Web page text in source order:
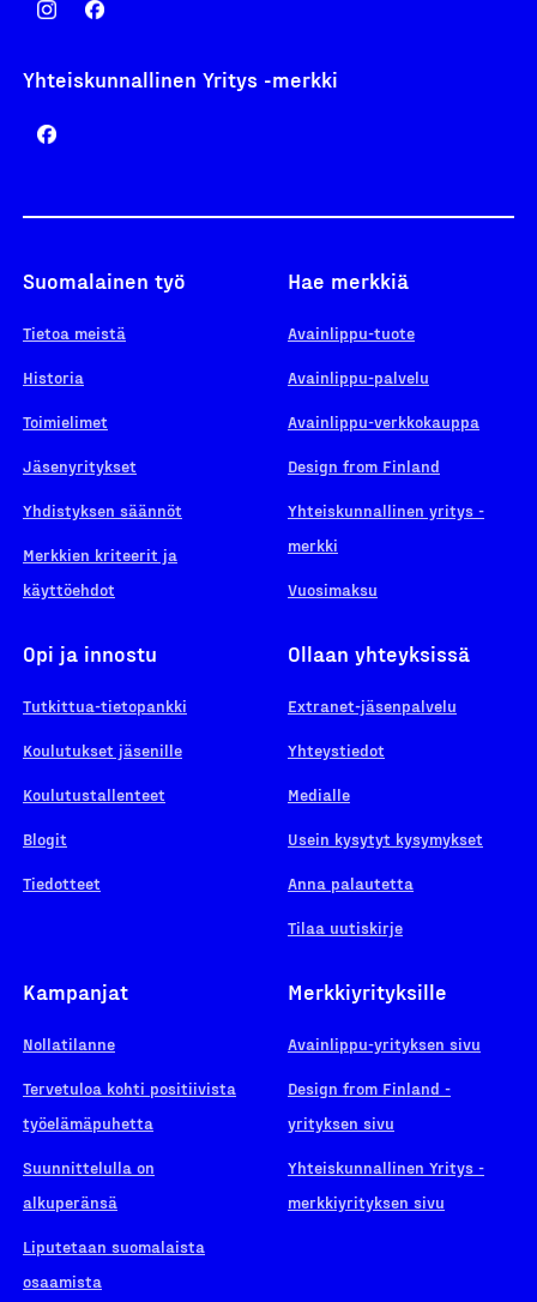
Yhteiskunnallinen Yritys -merkki
Suomalainen työ
Tietoa meistä
Historia
Toimielimet
Jäsenyritykset
Yhdistyksen säännöt
Merkkien kriteerit ja
käyttöehdot
Hae merkkiä
Avainlippu-tuote
Avainlippu-palvelu
Avainlippu-verkkokauppa
Design from Finland
Yhteiskunnallinen yritys -
merkki
Vuosimaksu
Opi ja innostu
Tutkittua-tietopankki
Koulutukset jäsenille
Koulutustallenteet
Blogit
Tiedotteet
Ollaan yhteyksissä
Extranet-jäsenpalvelu
Yhteystiedot
Medialle
Usein kysytyt kysymykset
Anna palautetta
Tilaa uutiskirje
Kampanjat
Nollatilanne
Tervetuloa kohti positiivista
työelämäpuhetta
Suunnittelulla on
alkuperänsä
Liputetaan suomalaista
osaamista
Merkkiyrityksille
Avainlippu-yrityksen sivu
Design from Finland -
yrityksen sivu
Yhteiskunnallinen Yritys -
merkkiyrityksen sivu